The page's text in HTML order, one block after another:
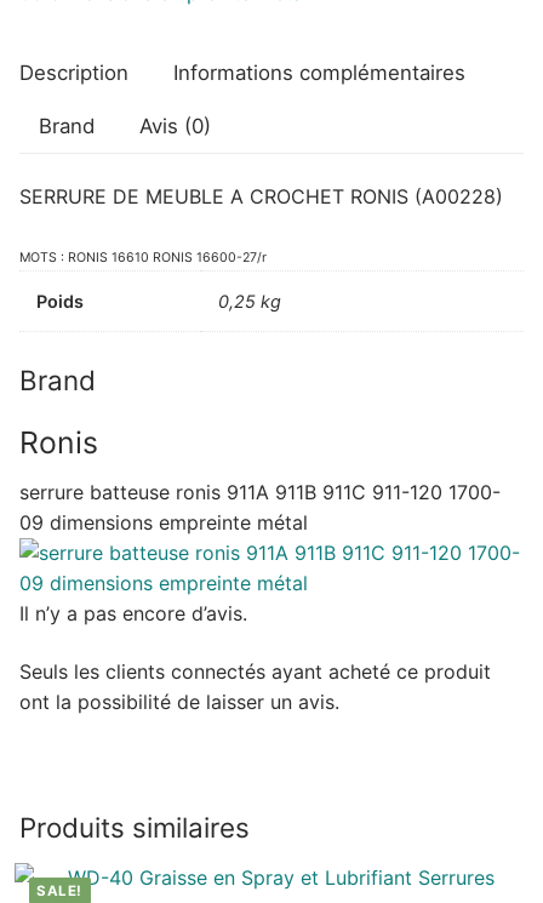
Description Informations complémentaires
Brand Avis (0)
SERRURE DE MEUBLE A CROCHET RONIS (A00228)
MOTS : RONIS 16610 RONIS 16600-27/r
Poids 0,25 kg
Brand
Ronis
serrure batteuse ronis 911A 911B 911C 911-120 1700-
09 dimensions empreinte métal
Il n’y a pas encore d’avis.
Seuls les clients connectés ayant acheté ce produit
ont la possibilité de laisser un avis.
Produits similaires
SALE!